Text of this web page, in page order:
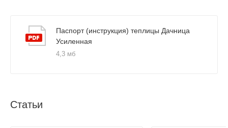
Паспорт (инструкция) теплицы Дачница
Усиленная
4,3 мб
Статьи